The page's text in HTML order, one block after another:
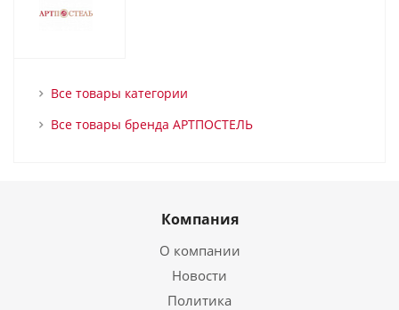
Все товары категории
Все товары бренда АРТПОСТЕЛЬ
Компания
О компании
Новости
Политика